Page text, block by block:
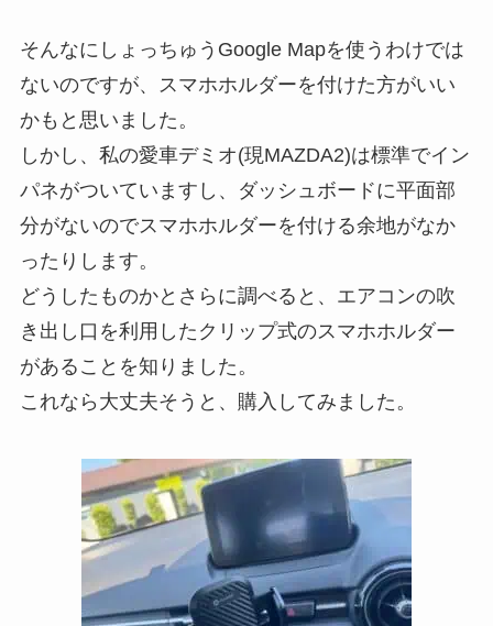
そんなにしょっちゅうGoogle Mapを使うわけでは
ないのですが、スマホホルダーを付けた方がいい
かもと思いました。
しかし、私の愛車デミオ(現MAZDA2)は標準でイン
パネがついていますし、ダッシュボードに平面部
分がないのでスマホホルダーを付ける余地がなか
ったりします。
どうしたものかとさらに調べると、エアコンの吹
き出し口を利用したクリップ式のスマホホルダー
があることを知りました。
これなら大丈夫そうと、購入してみました。